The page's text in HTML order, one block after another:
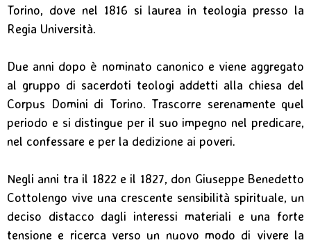
Torino, dove nel 1816 si laurea in teologia presso la
Regia Università.
Due anni dopo è nominato canonico e viene aggregato
al gruppo di sacerdoti teologi addetti alla chiesa del
Corpus Domini di Torino. Trascorre serenamente quel
periodo e si distingue per il suo impegno nel predicare,
nel confessare e per la dedizione ai poveri.
Negli anni tra il 1822 e il 1827, don Giuseppe Benedetto
Cottolengo vive una crescente sensibilità spirituale, un
deciso distacco dagli interessi materiali e una forte
tensione e ricerca verso un nuovo modo di vivere la